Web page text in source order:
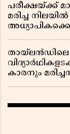
പരീക്ഷയ്ക്ക്
മരിച്ച
തായ്‌ലൻഡിലെ
കാരനും